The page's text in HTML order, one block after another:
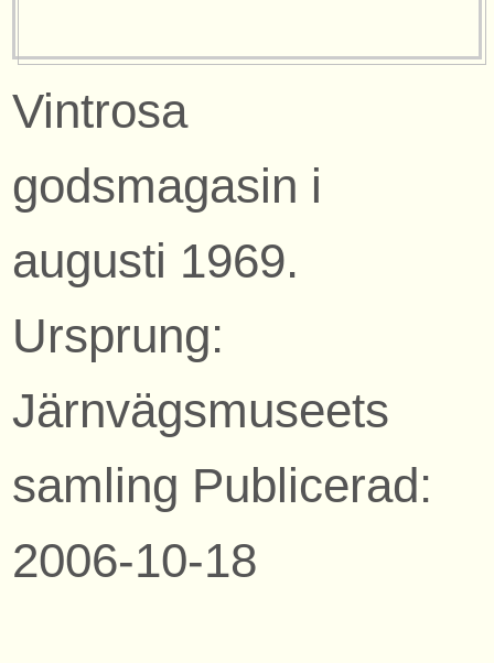
Vintrosa
godsmagasin i
augusti 1969.
Ursprung:
Järnvägsmuseets
samling Publicerad:
2006-10-18